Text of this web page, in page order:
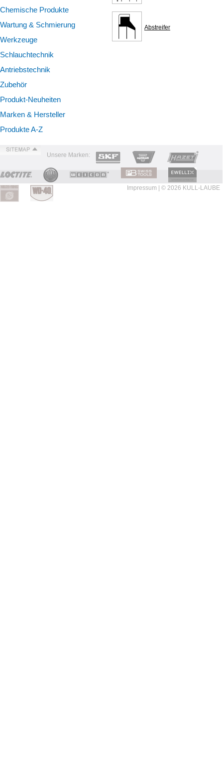
Chemische Produkte
Wartung & Schmierung
Werkzeuge
Schlauchtechnik
Antriebstechnik
Zubehör
Produkt-Neuheiten
Marken & Hersteller
Produkte A-Z
Abstreifer
Unsere Marken:
Impressum | © 2026 KULL-LAUBE